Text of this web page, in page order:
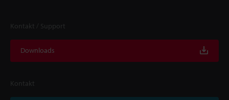
Kontakt / Support
Downloads
Kontakt